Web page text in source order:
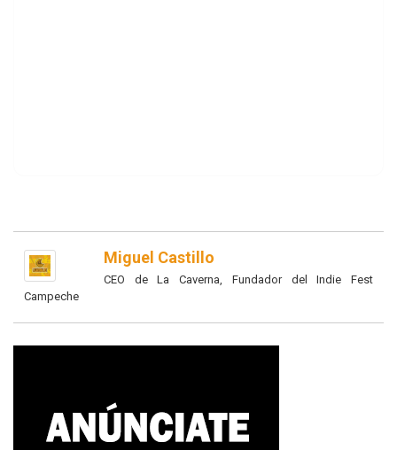
Miguel Castillo
CEO de La Caverna, Fundador del Indie Fest
Campeche